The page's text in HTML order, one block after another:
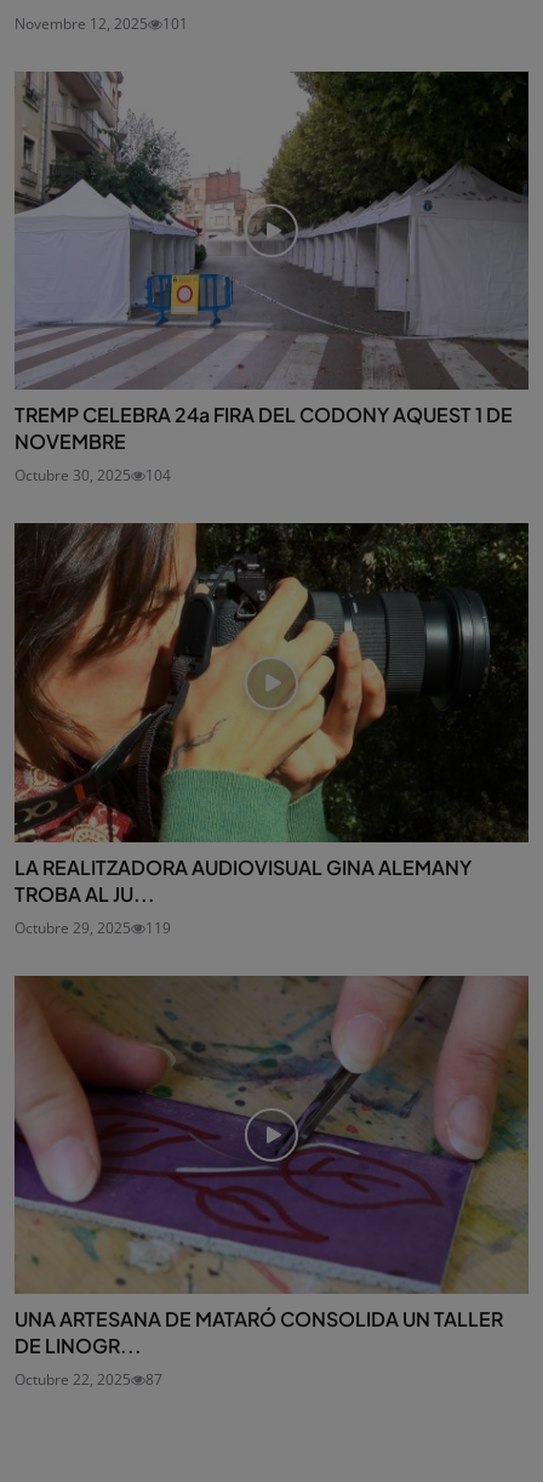
Novembre 12, 2025 101
TREMP CELEBRA 24a FIRA DEL CODONY AQUEST 1 DE
NOVEMBRE
Octubre 30, 2025 104
LA REALITZADORA AUDIOVISUAL GINA ALEMANY
TROBA AL JU...
Octubre 29, 2025 119
UNA ARTESANA DE MATARÓ CONSOLIDA UN TALLER
DE LINOGR...
Octubre 22, 2025 87